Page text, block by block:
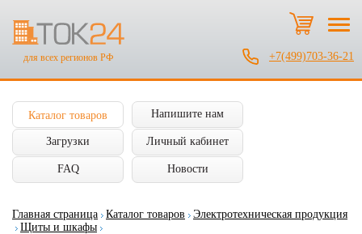
для всех регионов РФ +7(499)703-36-21
Каталог товаров Напишите нам
Загрузки Личный кабинет
FAQ Новости
Главная страница Каталог товаров
Электротехническая продукция
Щиты и шкафы